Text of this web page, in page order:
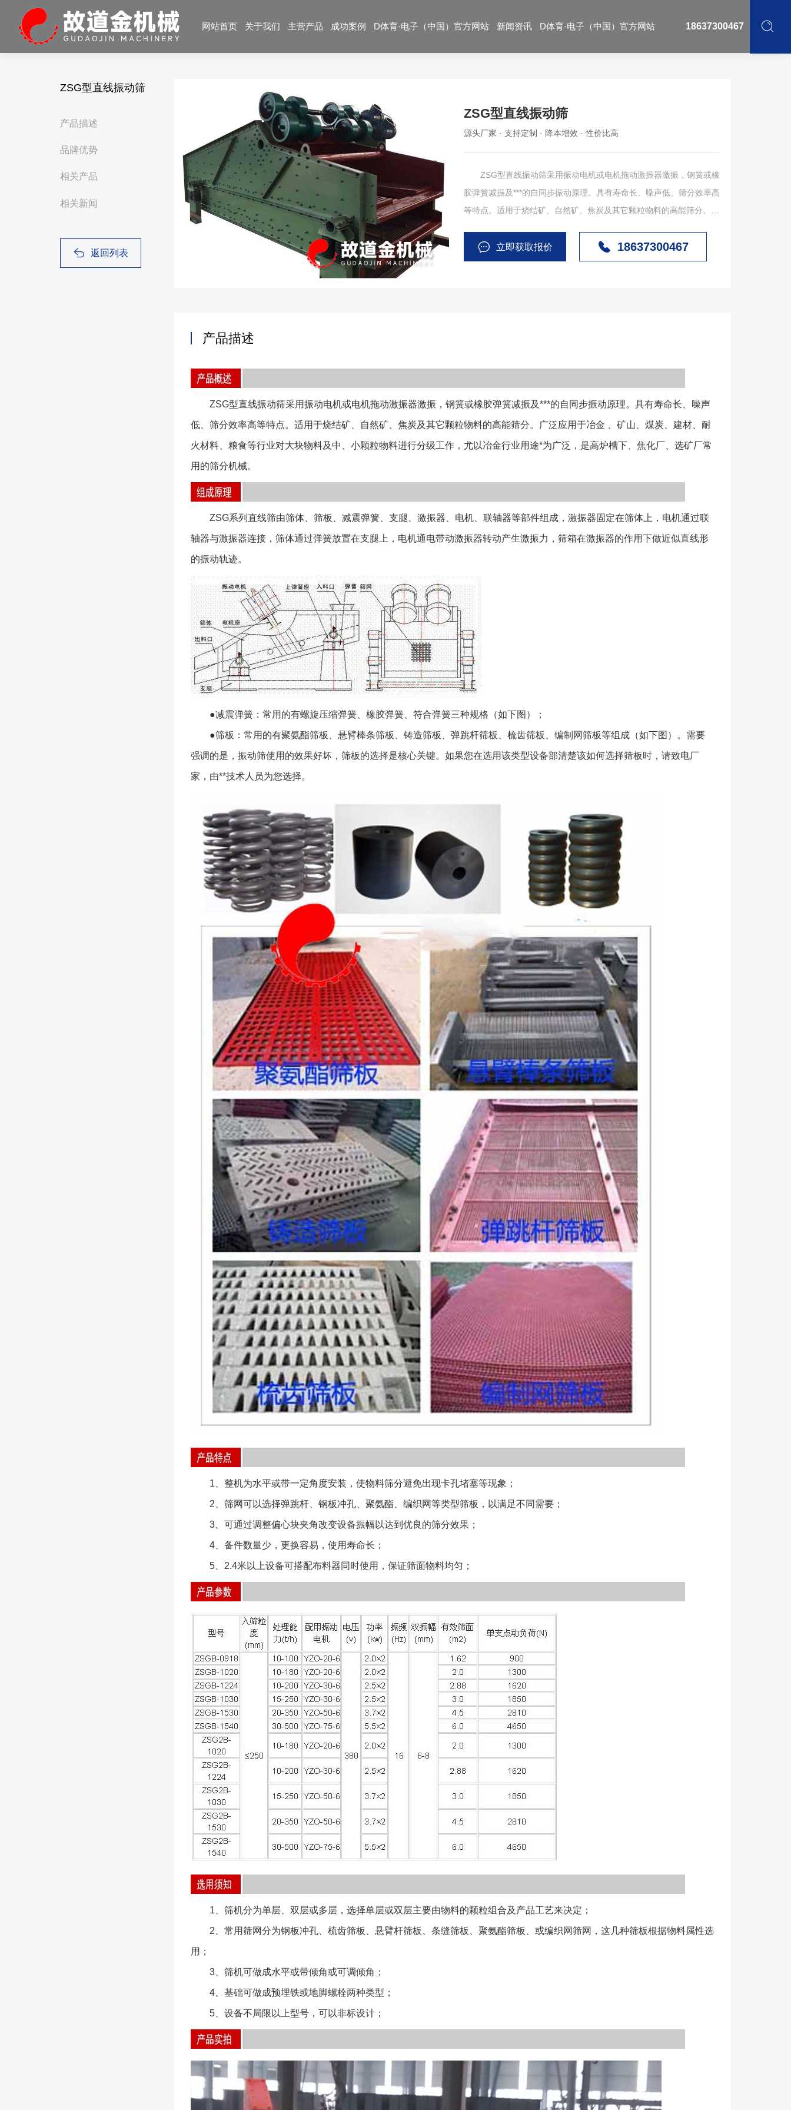
网站首页 关于我们 主营产品 成功案例 D体育·电子（中国）官方网站 新闻资讯 D体育·电子（中国）官方网站 18637300467
ZSG型直线振动筛
产品描述
品牌优势
相关产品
相关新闻
返回列表
ZSG型直线振动筛
源头厂家 · 支持定制 · 降本增效 · 性价比高
ZSG型直线振动筛采用振动电机或电机拖动激振器激振，钢簧或橡
胶弹簧减振及***的自同步振动原理。具有寿命长、噪声低、筛分效率高
等特点。适用于烧结矿、自然矿、焦炭及其它颗粒物料的高能筛分。广
料及中、小颗粒物料进行分级工作，尤以冶金行业用途*为广泛，是高
炉槽下、焦化厂、选矿厂常用的筛分机械。 ZSG系列直线筛由筛
酯筛板、悬臂棒条筛板、铸造筛板、弹跳杆筛板、梳齿筛板、编制网筛
板等组成（如下图）。需要强调的是，振动筛使用的效果好坏，筛板的
选择是核心关键。如果您在选用该类型设备部清楚该如何选择筛板时，
请致电厂家，由**技术人员为您选择。 1、整机为水平或带一定角
度安装，使物料筛分避免出现卡孔堵塞等现象； 2、筛网可以选择
决定； 2、常用筛网分为钢板冲孔、梳齿筛板、悬臂杆筛板、条缝
成预埋铁或地脚螺栓两种类型； 5、设备不局限以上型号，可以非
标设计； 打开包装箱或开始安装振动筛之前，应彻底检查所提供的
说明书和图纸。装箱单详细地列明了各包装箱的内容。在接收货物之
后，要检查包装箱内的物件，然后，重新密封包装箱以免箱内物件损失
或损坏，只有当安装期间需要这些物件时，才再次开箱。 材质为橡
胶或聚氨酯覆层的部件，例如橡胶弹簧，（当提供时），必须给予防
坏。 无论使用何种包装材料，设备均应放置在水平支座或枕木上，
避免直接接触地面。对于短期存放，应采用防水帆布覆盖设备；对于长
期存放，则要更结实耐用的材料覆盖或存放于室内。 为便于运输和
检查并且紧固正确。 参考安装图，检查筛板静态倾斜度（要求水平
面处于5毫米范围内）。利用垫片垫在弹簧底板下面进行调平。 安
装振动电机时请务必核对以下安装条件 ●振动电机环境温度的正常
值，按一般规定，是从-15℃至+40℃。如有超出范围请再签订协议时
注明。 ●如果电动机安装在通风很差的室内，该室内的环境温度会
高于规定的温度界限。要采取措施保证室内的充分通风。 ●如果环
境空气中含有灰尘，则会遇到下列问题，机体上聚集的很厚灰尘将减低
冷却效果，引起过热。 ●安装位置应无有害气体或蒸汽（例如易燃
气体）。如果安装位置存在有害气体，则要采用特种电动机。 运
行 ●参考接线和连接图，检查电源，继电器，其它保护装置和起动
器的接线及相互连接状况。 ●检查各接头，保证其连接紧密，绝缘
良好，引线连接位置正确并具有足够间距。 ●验证电动机机体和终
端箱接地正确。 启动 ●当***次启动电动机时，要进行无载运
转，在连接负载之前，要保证电动机运转良好，无噪音，旋转方向正
确。 ●检查供电电压等于电动机的额定电压。供电电压的容许偏差
是额定电压的+10%（当处于额定频率时）。超过偏差将会引起绕组过
热。 ●电源频率的容许偏差在+5%额定值的范围内（当处于额定电
压时）。在电压和频率两者都有偏差情况下，总的容许限值是10%，**
值或双偏差的和数，以百分率计算。 ●振动电机能够连续地二次起
动，在正常负载条件下，电机开始处于正常工作温度。在电动机断电
30分钟的冷却期限之后，它能够第三次起动。 ●如果驱动设备具有
较大的惯性以致于延长了起动时间（起动时间异常地长久），或者，不
能顺利地完成起动，在起动时产生异常噪声，则要与本公司取得联
系。 ●可采用手感方式或采用振幅牌来检查振动幅度。 ●注意
任何部件的松动情况，当振动筛的螺栓松动或其它部件松动时，不得进
行操作，否则， 振动筛结构将会发生严重损坏。在调整松动部件之
前，要根据现场安全规程，断开振动筛电源并使振动筛停机。 ●在
设备*初运行50小时之后和此后每隔150小时运行之后，或按照本说明
书的维护部分中的规定，检查所有螺栓的紧固性。 ●在设备*初连续
运行的50小时期间，要经常地检查振动电机的工作温度，以便保证正
确地选择适合于工作温度的润滑油。 ●振动电机达到其稳定的工作
温度大约需连续运行2小时以上。 ●只有在断开筛子驱动装置和进
料系统的电源之后，才可维修或清洁设备。切勿爬上正在运行的筛
子。 ●要遵循执行筛子的每日例行检查和每隔150小时运行的系统
检查。 ●振动电机的维护细节请参照振动电机使用说明书。 ●
作为一般指导要求，设备每运行150小时，必须检查所有螺栓的紧固
动电机的安装螺栓均采用双螺母防松措施，无须在螺母与部件之间装上
热处理硬化的垫圈。 ●振动结构和所有连接的可运行部件（例如，
行修复或更换磨损的筛板模块或松动的筛板模块以防止损坏其它筛机部
簧出现故障可表明整套弹簧接近了使用期限。我们建议：如果发现一个
弹簧有故障，那么，要更换在该支承部位的整套弹簧。 ●在每次换
筛板时，要检查侧板、横梁、筛板支承轨（若有）和连接板。在任何情
况下，均要至少每一个月检查筛板支承轨和连接板。
立即获取报价 18637300467
产品描述
ZSG型直线振动筛采用振动电机或电机拖动激振器激振，钢簧或橡胶弹簧减振及***的自同步振动原理。具有寿命长、噪声
低、筛分效率高等特点。适用于烧结矿、自然矿、焦炭及其它颗粒物料的高能筛分。广泛应用于冶金 、矿山、煤炭、建材、耐
火材料、粮食等行业对大块物料及中、小颗粒物料进行分级工作，尤以冶金行业用途*为广泛，是高炉槽下、焦化厂、选矿厂常
用的筛分机械。
ZSG系列直线筛由筛体、筛板、减震弹簧、支腿、激振器、电机、联轴器等部件组成，激振器固定在筛体上，电机通过联
轴器与激振器连接，筛体通过弹簧放置在支腿上，电机通电带动激振器转动产生激振力，筛箱在激振器的作用下做近似直线形
的振动轨迹。
●减震弹簧：常用的有螺旋压缩弹簧、橡胶弹簧、符合弹簧三种规格（如下图）；
●筛板：常用的有聚氨酯筛板、悬臂棒条筛板、铸造筛板、弹跳杆筛板、梳齿筛板、编制网筛板等组成（如下图）。需要
强调的是，振动筛使用的效果好坏，筛板的选择是核心关键。如果您在选用该类型设备部清楚该如何选择筛板时，请致电厂
家，由**技术人员为您选择。
1、整机为水平或带一定角度安装，使物料筛分避免出现卡孔堵塞等现象；
2、筛网可以选择弹跳杆、钢板冲孔、聚氨酯、编织网等类型筛板，以满足不同需要；
3、可通过调整偏心块夹角改变设备振幅以达到优良的筛分效果；
4、备件数量少，更换容易，使用寿命长；
5、2.4米以上设备可搭配布料器同时使用，保证筛面物料均匀；
1、筛机分为单层、双层或多层，选择单层或双层主要由物料的颗粒组合及产品工艺来决定；
2、常用筛网分为钢板冲孔、梳齿筛板、悬臂杆筛板、条缝筛板、聚氨酯筛板、或编织网筛网，这几种筛板根据物料属性选
用；
3、筛机可做成水平或带倾角或可调倾角；
4、基础可做成预埋铁或地脚螺栓两种类型；
5、设备不局限以上型号，可以非标设计；